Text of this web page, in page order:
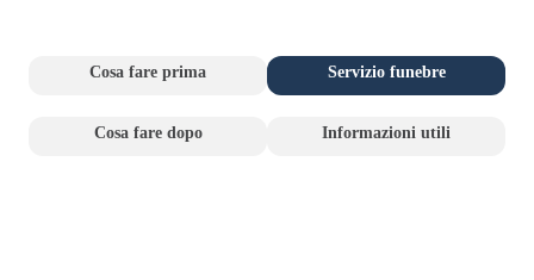
Cosa fare prima Servizio funebre
Cosa fare dopo Informazioni utili